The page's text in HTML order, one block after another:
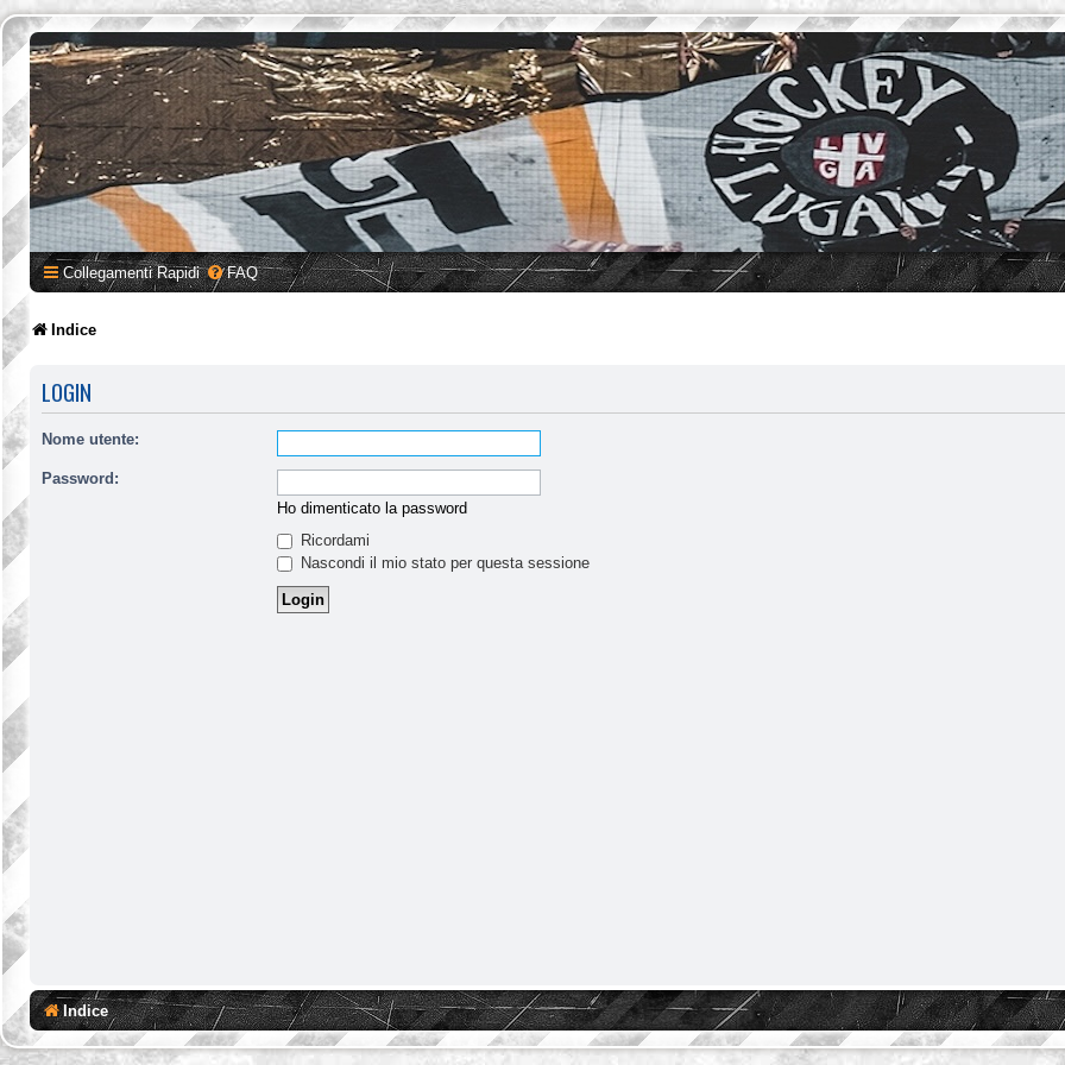
Collegamenti Rapidi FAQ
Indice
LOGIN
Nome utente:
Password:
Ho dimenticato la password
Ricordami
Nascondi il mio stato per questa sessione
Indice